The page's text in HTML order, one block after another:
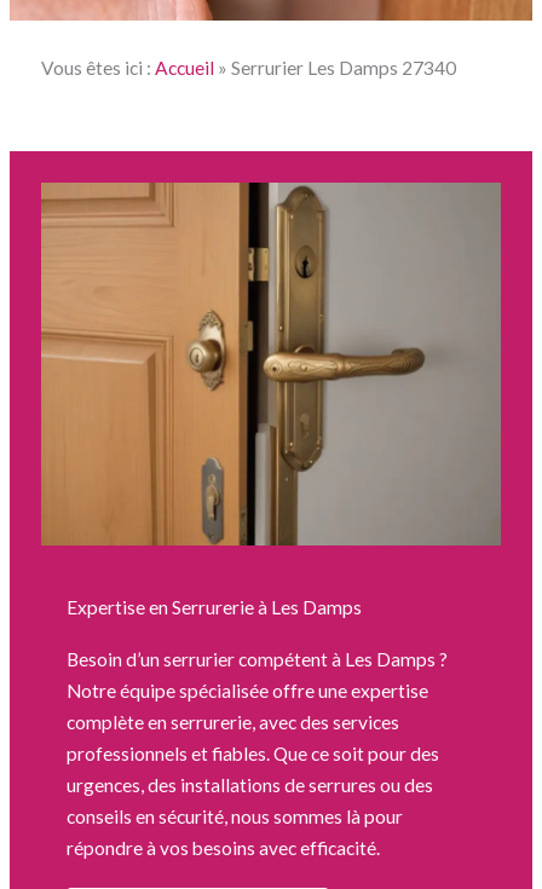
Vous êtes ici : Accueil» Serrurier Les Damps 27340
Expertise en Serrurerie à Les Damps
Besoin d’un serrurier compétent à Les Damps ?
Notre équipe spécialisée offre une expertise
complète en serrurerie, avec des services
professionnels et fiables. Que ce soit pour des
urgences, des installations de serrures ou des
conseils en sécurité, nous sommes là pour
répondre à vos besoins avec efficacité.